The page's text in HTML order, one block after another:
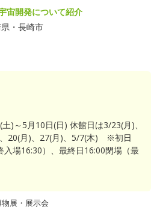
宙開発について紹介
・長崎市
)～5月10日(日) 休館日は3/23(月)、
20(月)、27(月)、5/7(木) ※初日
入場16:30）、最終日16:00閉場（最
展・展示会